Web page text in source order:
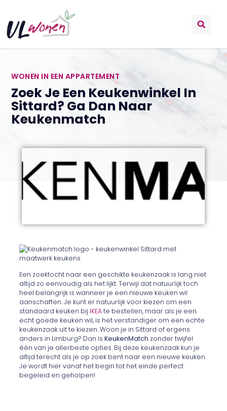
WONEN IN EEN APPARTEMENT
Zoek Je Een Keukenwinkel In
Sittard? Ga Dan Naar
Keukenmatch
Een zoektocht naar een geschikte keukenzaak is lang niet
altijd zo eenvoudig als het lijkt. Terwijl dat natuurlijk toch
heel belangrijk is wanneer je een nieuwe keuken wil
aanschaffen. Je kunt er natuurlijk voor kiezen om een
standaard keuken bij IKEAte bestellen, maar als je een
echt goede keuken wil, is het verstandiger om een echte
keukenzaak uit te kiezen. Woon je in Sittard of ergens
anders in Limburg? Dan isKeukenMatch zonder twijfel
één van je allerbeste opties. Bij deze keukenzaak kun je
altijd terecht als je op zoek bent naar een nieuwe keuken.
Je wordt hier vanaf het begin tot het einde perfect
begeleid en geholpen!